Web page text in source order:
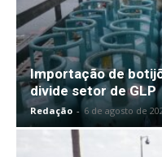
Importação de
divide setor de GLP
Redação - 6 de agosto de